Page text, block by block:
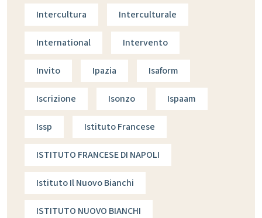
Intercultura Interculturale
International Intervento
Invito Ipazia Isaform
Iscrizione Isonzo Ispaam
Issp Istituto Francese
ISTITUTO FRANCESE DI NAPOLI
Istituto Il Nuovo Bianchi
ISTITUTO NUOVO BIANCHI